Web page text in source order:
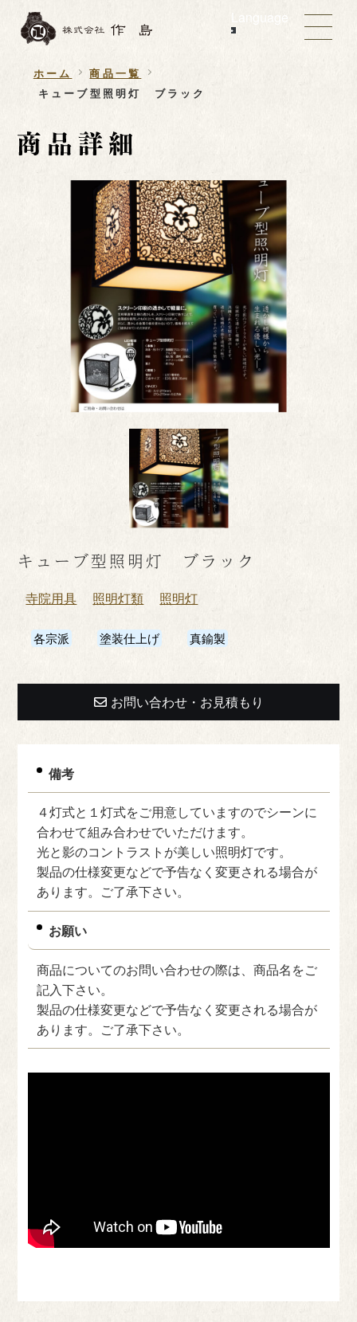
Language
ホーム
商品一覧
キューブ型照明灯 ブラック
キューブ型照明灯 ブラック
寺院用具 照明灯類 照明灯
各宗派 塗装仕上げ 真鍮製
お問い合わせ・お見積もり
備考
４灯式と１灯式をご用意していますのでシーンに
合わせて組み合わせでいただけます。
光と影のコントラストが美しい照明灯です。
製品の仕様変更などで予告なく変更される場合が
あります。ご了承下さい。
お願い
商品についてのお問い合わせの際は、商品名をご
記入下さい。
製品の仕様変更などで予告なく変更される場合が
あります。ご了承下さい。